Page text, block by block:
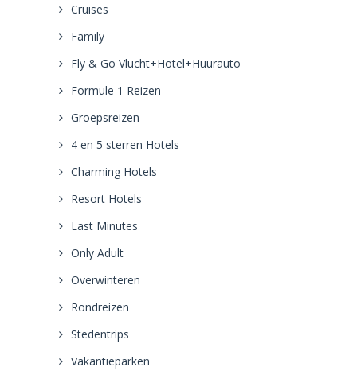
Cruises
Family
Fly & Go Vlucht+Hotel+Huurauto
Formule 1 Reizen
Groepsreizen
4 en 5 sterren Hotels
Charming Hotels
Resort Hotels
Last Minutes
Only Adult
Overwinteren
Rondreizen
Stedentrips
Vakantieparken